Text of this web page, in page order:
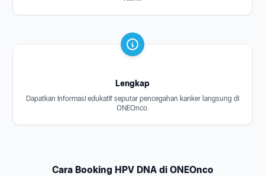
Lengkap
Dapatkan informasi edukatif seputar pencegahan kanker langsung di
ONEOnco.
Cara Booking HPV DNA di ONEOnco